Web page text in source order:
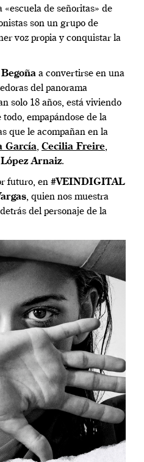
de señoritas» de
son un grupo de
voz propia y conquistar la
Begoña a convertirse en una
del panorama
solo 18 años, está viviendo
empapándose de la
que le acompañan en la
García, Cecilia Freire,
Arnaiz.
futuro, en #VEINDIGITAL
, quien nos muestra
del personaje de la